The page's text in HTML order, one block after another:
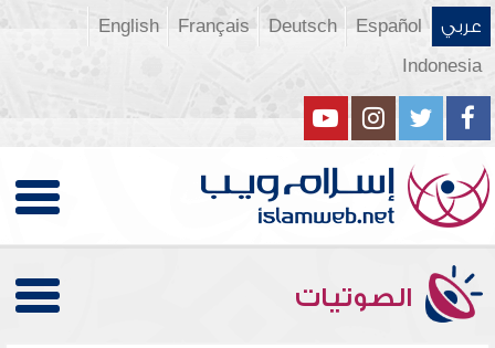
عربي Español
Deutsch
Français
English
Indonesia
الصوتيات